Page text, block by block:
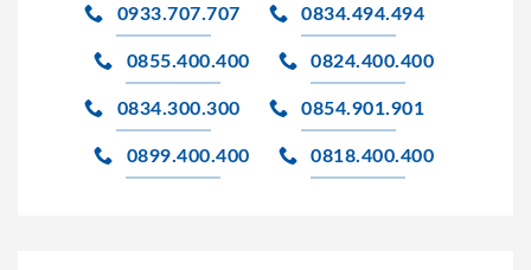
0933.707.707 0834.494.494
0855.400.400 0824.400.400
0834.300.300 0854.901.901
0899.400.400 0818.400.400